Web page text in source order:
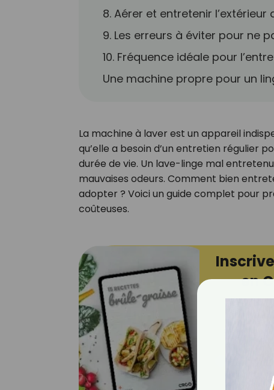
8. Aérer et entretenir l’extérieur
9. Les erreurs à éviter pour ne
10. Fréquence idéale pour
Une machine propre pour un
La machine à laver est un appareil
qu’elle a besoin d’un entretien régulier
durée de vie. Un lave-linge mal
mauvaises odeurs. Comment bien
adopter ? Voici un guide complet pour
coûteuses.
en
Je consens
pour
ouvrez les
que vous